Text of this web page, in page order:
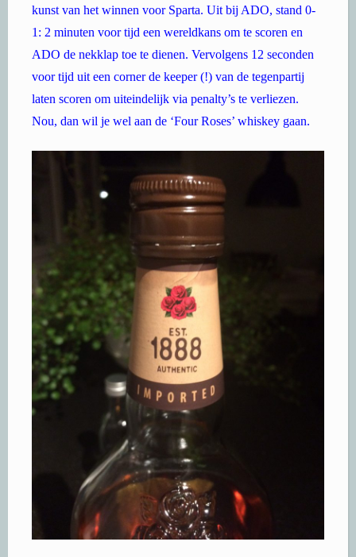
kunst van het winnen voor Sparta. Uit bij ADO, stand 0-
1: 2 minuten voor tijd een wereldkans om te scoren en
ADO de nekklap toe te dienen. Vervolgens 12 seconden
voor tijd uit een corner de keeper (!) van de tegenpartij
laten scoren om uiteindelijk via penalty’s te verliezen.
Nou, dan wil je wel aan de ‘Four Roses’ whiskey gaan.